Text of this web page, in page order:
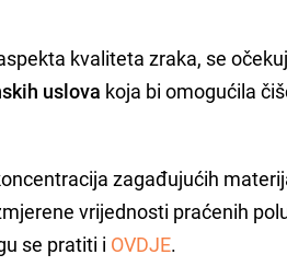
kvaliteta zraka, se
uslova koja bi omogućila
zagađujućih
vrijednosti praćenih
se pratiti i OVDJE.